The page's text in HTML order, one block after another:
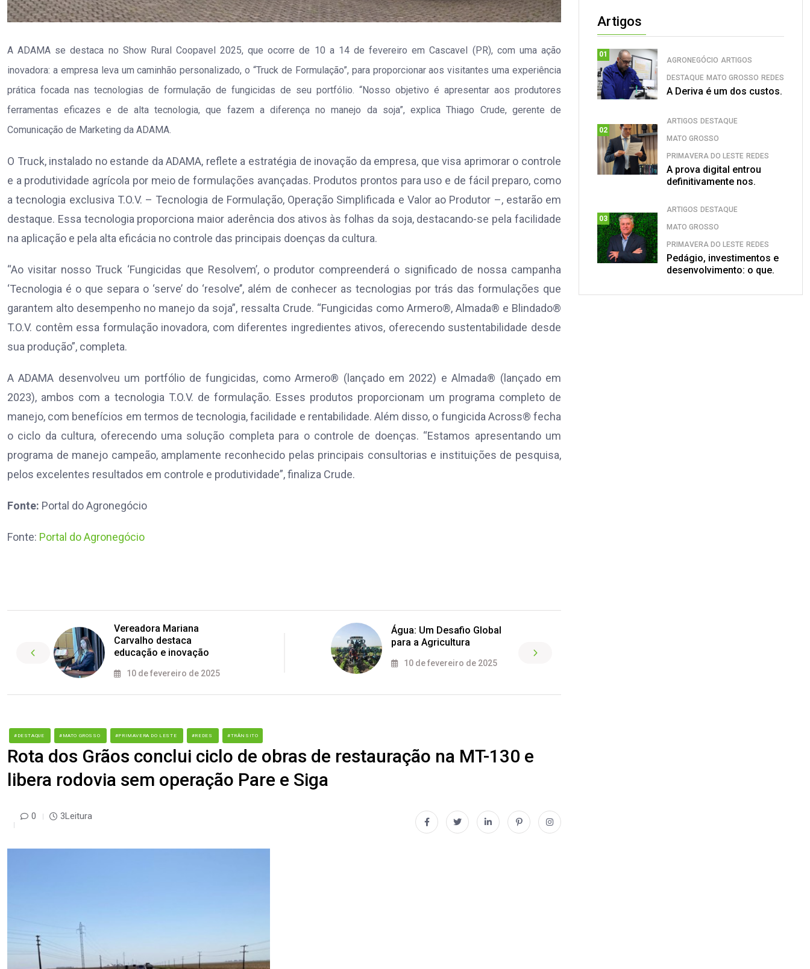
A ADAMA se destaca no Show Rural Coopavel 2025, que ocorre de 10 a 14 de fevereiro em Cascavel (PR), com uma ação
inovadora: a empresa leva um caminhão personalizado, o “Truck de Formulação”, para proporcionar aos visitantes uma experiência
prática focada nas tecnologias de formulação de fungicidas de seu portfólio. “Nosso objetivo é apresentar aos produtores
ferramentas eficazes e de alta tecnologia, que fazem a diferença no manejo da soja”, explica Thiago Crude, gerente de
Comunicação de Marketing da ADAMA.
O Truck, instalado no estande da ADAMA, reflete a estratégia de inovação da empresa, que visa aprimorar o controle
e a produtividade agrícola por meio de formulações avançadas. Produtos prontos para uso e de fácil preparo, como
a tecnologia exclusiva T.O.V. – Tecnologia de Formulação, Operação Simplificada e Valor ao Produtor –, estarão em
destaque. Essa tecnologia proporciona maior aderência dos ativos às folhas da soja, destacando-se pela facilidade
na aplicação e pela alta eficácia no controle das principais doenças da cultura.
“Ao visitar nosso Truck ‘Fungicidas que Resolvem’, o produtor compreenderá o significado de nossa campanha
‘Tecnologia é o que separa o ‘serve’ do ‘resolve’’, além de conhecer as tecnologias por trás das formulações que
garantem alto desempenho no manejo da soja”, ressalta Crude. “Fungicidas como Armero®, Almada® e Blindado®
T.O.V. contêm essa formulação inovadora, com diferentes ingredientes ativos, oferecendo sustentabilidade desde
sua produção”, completa.
A ADAMA desenvolveu um portfólio de fungicidas, como Armero® (lançado em 2022) e Almada® (lançado em
2023), ambos com a tecnologia T.O.V. de formulação. Esses produtos proporcionam um programa completo de
manejo, com benefícios em termos de tecnologia, facilidade e rentabilidade. Além disso, o fungicida Across® fecha
o ciclo da cultura, oferecendo uma solução completa para o controle de doenças. “Estamos apresentando um
programa de manejo campeão, amplamente reconhecido pelas principais consultorias e instituições de pesquisa,
pelos excelentes resultados em controle e produtividade”, finaliza Crude.
Fonte: Portal do Agronegócio
Fonte: Portal do Agronegócio
Vereadora Mariana
Carvalho destaca
educação e inovação
10 de fevereiro de 2025
Água: Um Desafio Global
para a Agricultura
10 de fevereiro de 2025
#DESTAQUE #MATO GROSSO #PRIMAVERA DO LESTE #REDES #TRÂNSITO
Rota dos Grãos conclui ciclo de obras de restauração na MT-130 e
libera rodovia sem operação Pare e Siga
0 3Leitura
Artigos
01
AGRONEGÓCIO ARTIGOS
DESTAQUE MATO GROSSO REDES
A Deriva é um dos custos.
02
ARTIGOS DESTAQUE
MATO GROSSO
PRIMAVERA DO LESTE REDES
A prova digital entrou
definitivamente nos.
03
ARTIGOS DESTAQUE
MATO GROSSO
PRIMAVERA DO LESTE REDES
Pedágio, investimentos e
desenvolvimento: o que.